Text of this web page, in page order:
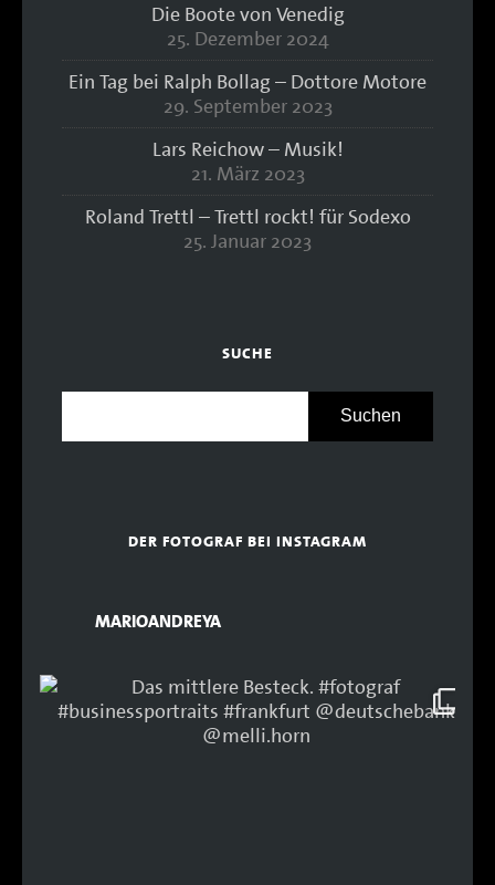
Die Boote von Venedig
25. Dezember 2024
Ein Tag bei Ralph Bollag – Dottore Motore
29. September 2023
Lars Reichow – Musik!
21. März 2023
Roland Trettl – Trettl rockt! für Sodexo
25. Januar 2023
SUCHE
DER FOTOGRAF BEI INSTAGRAM
MARIOANDREYA